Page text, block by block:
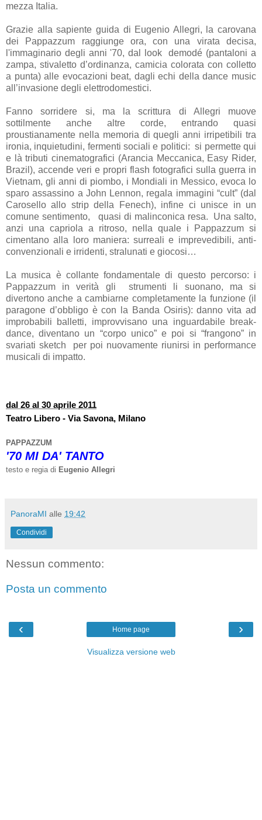
mezza Italia.
Grazie alla sapiente guida di Eugenio Allegri, la carovana
dei Pappazzum raggiunge ora, con una virata decisa,
l'immaginario degli anni '70, dal look demodé (pantaloni a
zampa, stivaletto d’ordinanza, camicia colorata con colletto
a punta) alle evocazioni beat, dagli echi della dance music
all’invasione degli elettrodomestici.
Fanno sorridere si, ma la scrittura di Allegri muove
sottilmente anche altre corde, entrando quasi
proustianamente nella memoria di quegli anni irripetibili tra
ironia, inquietudini, fermenti sociali e politici: si permette qui
e là tributi cinematografici (Arancia Meccanica, Easy Rider,
Brazil), accende veri e propri flash fotografici sulla guerra in
Vietnam, gli anni di piombo, i Mondiali in Messico, evoca lo
sparo assassino a John Lennon, regala immagini “cult” (dal
Carosello allo strip della Fenech), infine ci unisce in un
comune sentimento, quasi di malinconica resa. Una salto,
anzi una capriola a ritroso, nella quale i Pappazzum si
cimentano alla loro maniera: surreali e imprevedibili, anti-
convenzionali e irridenti, stralunati e giocosi…
La musica è collante fondamentale di questo percorso: i
Pappazzum in verità gli strumenti li suonano, ma si
divertono anche a cambiarne completamente la funzione (il
paragone d’obbligo è con la Banda Osiris): danno vita ad
improbabili balletti, improvvisano una inguardabile break-
dance, diventano un “corpo unico” e poi si “frangono” in
svariati sketch per poi nuovamente riunirsi in performance
musicali di impatto.
dal 26 al 30 aprile 2011
Teatro Libero - Via Savona, Milano
PAPPAZZUM
'70 MI DA' TANTO
testo e regia di Eugenio Allegri
PanoraMI alle 19:42
Condividi
Nessun commento:
Posta un commento
‹ ›
Home page
Visualizza versione web